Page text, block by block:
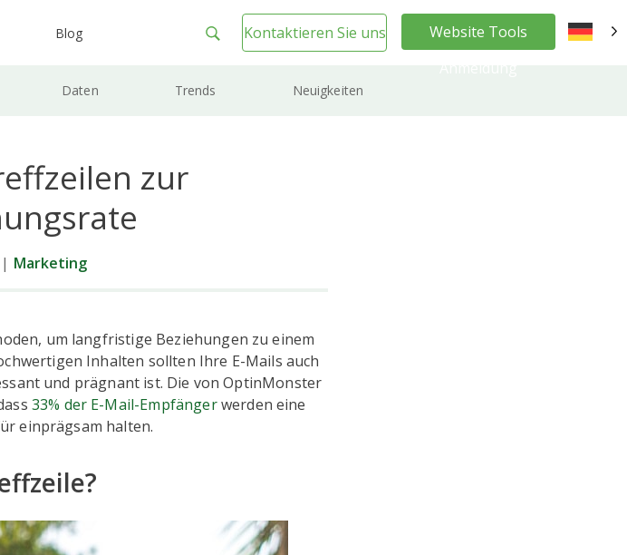
Blog Kontaktieren Sie uns
Website Tools
Daten Trends Neuigkeiten
zur
| Marketing
um langfristige Beziehungen zu einem
Inhalten sollten Ihre E-Mails auch
und prägnant ist. Die von OptinMonster
33% der E-Mail-Empfängerwerden eine
einprägsam halten.